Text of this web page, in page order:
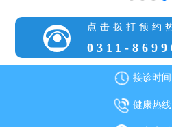
点击拨打预约
0311-
接诊时
健康热线